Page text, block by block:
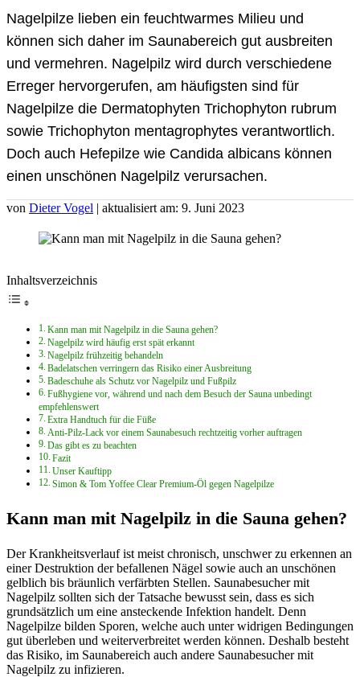
Nagelpilze lieben ein feuchtwarmes Milieu und
können sich daher im Saunabereich gut ausbreiten
und vermehren. Nagelpilz wird durch verschiedene
Erreger hervorgerufen, am häufigsten sind für
Nagelpilze die Dermatophyten Trichophyton rubrum
sowie Trichophyton mentagrophytes verantwortlich.
Doch auch Hefepilze wie Candida albicans können
einen unschönen Nagelpilz verursachen.
von Dieter Vogel | aktualisiert am: 9. Juni 2023
Inhaltsverzeichnis
Kann man mit Nagelpilz in die Sauna gehen?
Nagelpilz wird häufig erst spät erkannt
Nagelpilz frühzeitig behandeln
Badelatschen verringern das Risiko einer Ausbreitung
Badeschuhe als Schutz vor Nagelpilz und Fußpilz
Fußhygiene vor, während und nach dem Besuch der Sauna unbedingt
empfehlenswert
Extra Handtuch für die Füße
Anti-Pilz-Lack vor einem Saunabesuch rechtzeitig vorher auftragen
Das gibt es zu beachten
Fazit
Unser Kauftipp
Simon & Tom Yoffee Clear Premium-Öl gegen Nagelpilze
Kann man mit Nagelpilz in die Sauna gehen?
Der Krankheitsverlauf ist meist chronisch, unschwer zu erkennen an
einer Destruktion der befallenen Nägel sowie auch an unschönen
gelblich bis bräunlich verfärbten Stellen. Saunabesucher mit
Nagelpilz sollten sich der Tatsache bewusst sein, dass es sich
grundsätzlich um eine ansteckende Infektion handelt. Denn
Nagelpilze bilden Sporen, welche auch unter widrigen Bedingungen
gut überleben und weiterverbreitet werden können. Deshalb besteht
das Risiko, im Saunabereich auch andere Saunabesucher mit
Nagelpilz zu infizieren.